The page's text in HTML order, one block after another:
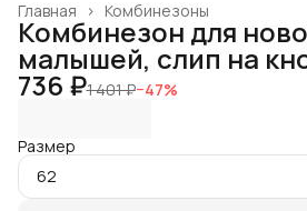
Комбинезоны
Главная ›
Комбинезон для
малышей, слип на
736 ₽1 401 ₽−47%
Размер
62